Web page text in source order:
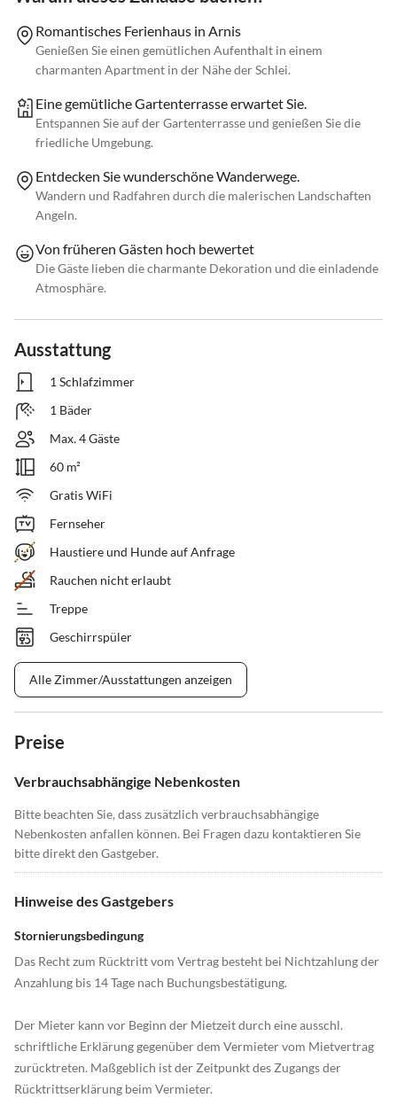
Romantisches Ferienhaus in Arnis
Genießen Sie einen gemütlichen Aufenthalt in einem
charmanten Apartment in der Nähe der Schlei.
Eine gemütliche Gartenterrasse erwartet Sie.
Entspannen Sie auf der Gartenterrasse und genießen Sie die
friedliche Umgebung.
Entdecken Sie wunderschöne Wanderwege.
Wandern und Radfahren durch die malerischen Landschaften
Angeln.
Von früheren Gästen hoch bewertet
Die Gäste lieben die charmante Dekoration und die einladende
Atmosphäre.
Ausstattung
1 Schlafzimmer
1 Bäder
Max. 4 Gäste
60 m²
Gratis WiFi
Fernseher
Haustiere und Hunde auf Anfrage
Rauchen nicht erlaubt
Treppe
Geschirrspüler
Alle Zimmer/Ausstattungen anzeigen
Preise
Verbrauchsabhängige Nebenkosten
Bitte beachten Sie, dass zusätzlich verbrauchsabhängige
Nebenkosten anfallen können. Bei Fragen dazu kontaktieren Sie
bitte direkt den Gastgeber.
Hinweise des Gastgebers
Stornierungsbedingung
Das Recht zum Rücktritt vom Vertrag besteht bei Nichtzahlung der
Anzahlung bis 14 Tage nach Buchungsbestätigung.
Der Mieter kann vor Beginn der Mietzeit durch eine ausschl.
schriftliche Erklärung gegenüber dem Vermieter vom Mietvertrag
zurücktreten. Maßgeblich ist der Zeitpunkt des Zugangs der
Rücktrittserklärung beim Vermieter.